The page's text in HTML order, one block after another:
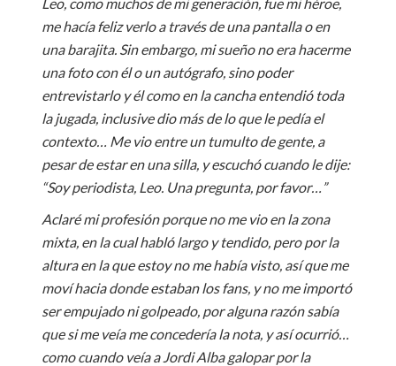
me hacía feliz verlo a través de una pantalla o en
una barajita. Sin embargo, mi sueño no era hacerme
una foto con él o un autógrafo, sino poder
entrevistarlo y él como en la cancha entendió toda
la jugada, inclusive dio más de lo que le pedía el
contexto… Me vio entre un tumulto de gente, a
pesar de estar en una silla, y escuchó cuando le dije:
“Soy periodista, Leo. Una pregunta, por favor…”
Aclaré mi profesión porque no me vio en la zona
mixta, en la cual habló largo y tendido, pero por la
altura en la que estoy no me había visto, así que me
moví hacia donde estaban los fans, y no me importó
ser empujado ni golpeado, por alguna razón sabía
que si me veía me concedería la nota, y así ocurrió…
como cuando veía a Jordi Alba galopar por la